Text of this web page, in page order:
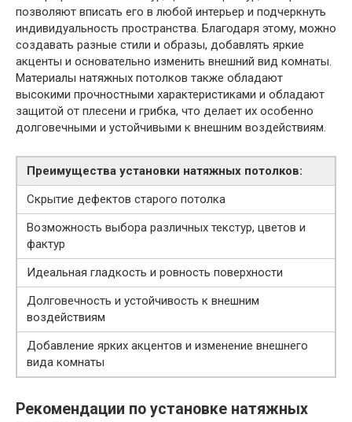
позволяют вписать его в любой интерьер и подчеркнуть
индивидуальность пространства. Благодаря этому, можно
создавать разные стили и образы, добавлять яркие
акценты и основательно изменить внешний вид комнаты.
Материалы натяжных потолков также обладают
высокими прочностными характеристиками и обладают
защитой от плесени и грибка, что делает их особенно
долговечными и устойчивыми к внешним воздействиям.
Преимущества установки натяжных потолков:
Скрытие дефектов старого потолка
Возможность выбора различных текстур, цветов и
фактур
Идеальная гладкость и ровность поверхности
Долговечность и устойчивость к внешним
воздействиям
Добавление ярких акцентов и изменение внешнего
вида комнаты
Рекомендации по установке натяжных